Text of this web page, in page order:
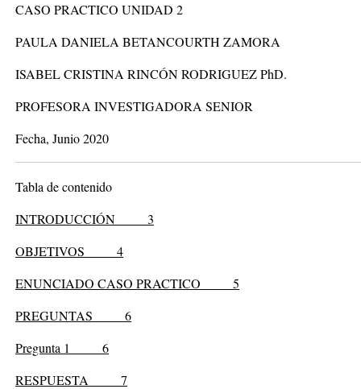
CASO PRACTICO UNIDAD 2
PAULA DANIELA BETANCOURTH ZAMORA
ISABEL CRISTINA RINCÓN RODRIGUEZ PhD.
PROFESORA INVESTIGADORA SENIOR
Fecha, Junio 2020
Tabla de contenido
INTRODUCCIÓN 3
OBJETIVOS 4
ENUNCIADO CASO PRACTICO 5
PREGUNTAS 6
Pregunta 1
6
RESPUESTA 7